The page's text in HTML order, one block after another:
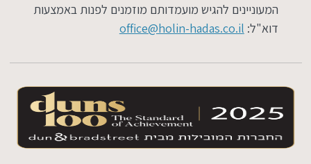
המעוניינים להגיש מועמדותם מוזמנים לפנות באמצעות
דוא"ל: office@holin-hadas.co.il